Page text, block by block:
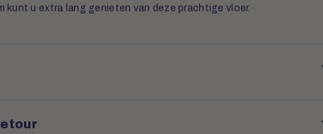
kunt u extra lang genieten van deze prachtige vloer.